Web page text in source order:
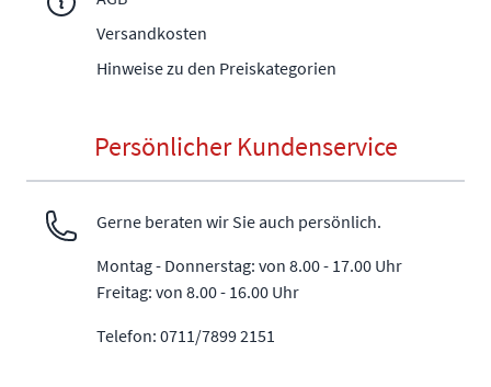
Versandkosten
Hinweise zu den Preiskategorien
Persönlicher Kundenservice
Gerne beraten wir Sie auch persönlich.
Montag - Donnerstag: von 8.00 - 17.00 Uhr
Freitag: von 8.00 - 16.00 Uhr
Telefon: 0711/7899 2151